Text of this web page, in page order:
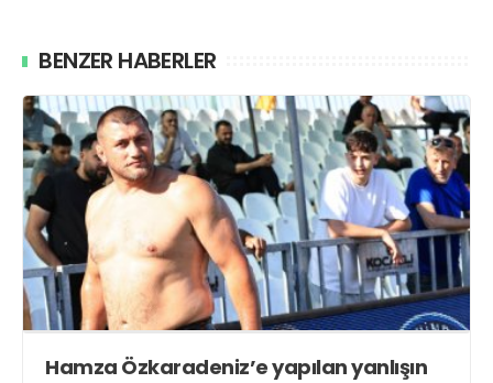
BENZER HABERLER
Hamza Özkaradeniz’e yapılan yanlışın